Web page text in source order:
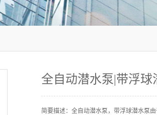
全自动潜水泵|带浮球
简要描述：全自动潜水泵，带浮球潜水泵